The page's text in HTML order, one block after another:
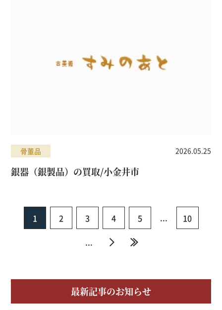
骨董品 2026.05.25
銀器（銀製品）の買取/小金井市
1 2 3 4 5 ...
10
...
» »
最新記事のお知らせ